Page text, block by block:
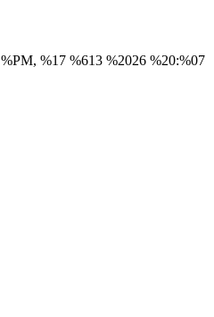
%PM, %17 %613 %2026 %20:%07